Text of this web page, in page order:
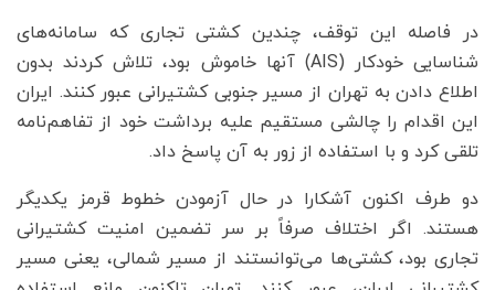
در فاصله این توقف، چندین کشتی تجاری که سامانه‌های
شناسایی خودکار (AIS) آنها خاموش بود، تلاش کردند بدون
اطلاع دادن به تهران از مسیر جنوبی کشتیرانی عبور کنند. ایران
این اقدام را چالشی مستقیم علیه برداشت خود از تفاهم‌نامه
تلقی کرد و با استفاده از زور به آن پاسخ داد.
دو طرف اکنون آشکارا در حال آزمودن خطوط قرمز یکدیگر
هستند. اگر اختلاف صرفاً بر سر تضمین امنیت کشتیرانی
تجاری بود، کشتی‌ها می‌توانستند از مسیر شمالی، یعنی مسیر